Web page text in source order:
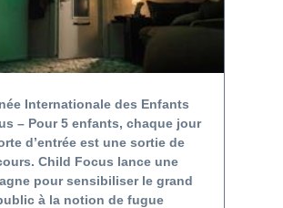
Internationale des Enfants
– Pour 5 enfants, chaque jour
d’entrée est une sortie de
Child Focus lance une
pour sensibiliser le grand
à la notion de fugue